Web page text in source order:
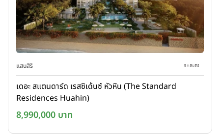
แสนสิริ
เดอะ สแตนดาร์ด เรสซิเด้นซ์ หัวหิน (The Standard
Residences Huahin)
8,990,000 บาท